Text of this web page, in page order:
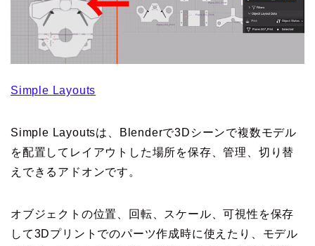
​Simple Layouts
​Simple Layoutsは、Blenderで3Dシーンで複数モデル
を配置してレイアウトした場所を保存、管理、切り替
えできるアドオンです。
オブジェクトの位置、回転、スケール、可視性を保存
して3Dプリントでのパーツ作成時に使えたり、モデル